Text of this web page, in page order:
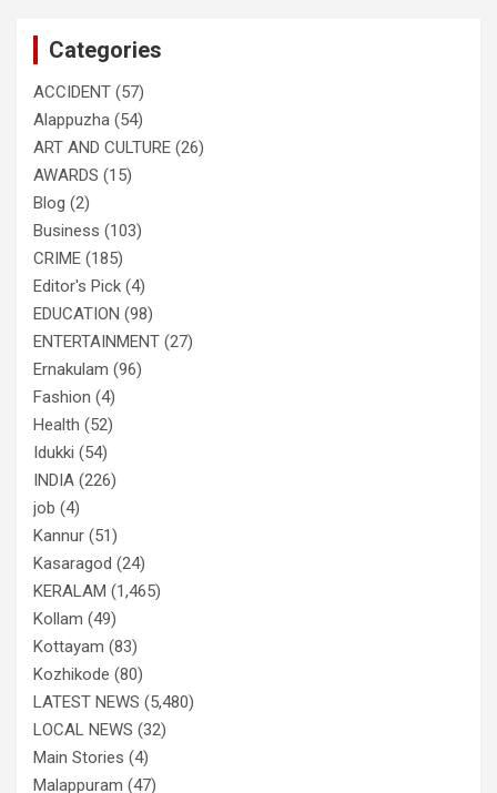
Categories
ACCIDENT (57)
Alappuzha (54)
ART AND CULTURE (26)
AWARDS (15)
Blog (2)
Business (103)
CRIME (185)
Editor's Pick (4)
EDUCATION (98)
ENTERTAINMENT (27)
Ernakulam (96)
Fashion (4)
Health (52)
Idukki (54)
INDIA (226)
job (4)
Kannur (51)
Kasaragod (24)
KERALAM (1,465)
Kollam (49)
Kottayam (83)
Kozhikode (80)
LATEST NEWS (5,480)
LOCAL NEWS (32)
Main Stories (4)
Malappuram (47)